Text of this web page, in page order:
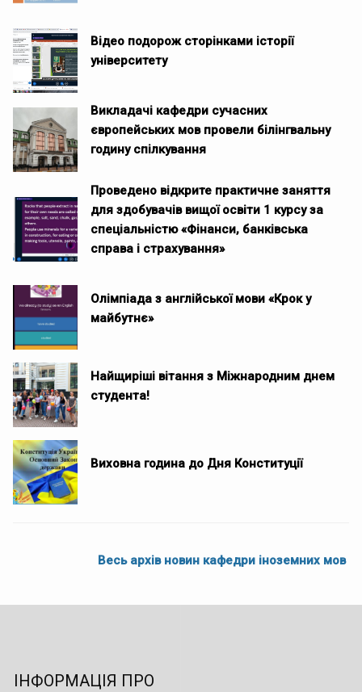
Відео подорож сторінками історії
університету
Викладачі кафедри сучасних
європейських мов провели білінгвальну
годину спілкування
Проведено відкрите практичне заняття
для здобувачів вищої освіти 1 курсу за
спеціальністю «Фінанси, банківська
справа і страхування»
Олімпіада з англійської мови «Крок у
майбутнє»
Найщиріші вітання з Міжнародним днем
студента!
Виховна година до Дня Конституції
Весь архів новин кафедри іноземних мов
ІНФОРМАЦІЯ ПРО